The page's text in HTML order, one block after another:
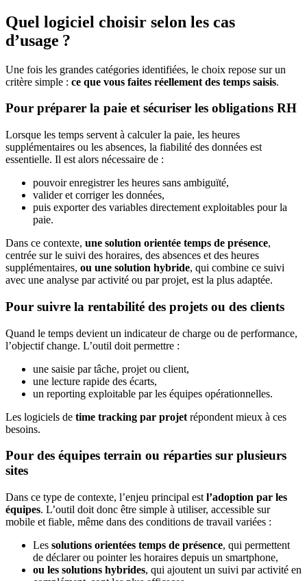
Quel logiciel choisir selon les cas
d’usage ?
Une fois les grandes catégories identifiées, le choix repose sur un
critère simple : ce que vous faites réellement des temps saisis.
Pour préparer la paie et sécuriser les obligations RH
Lorsque les temps servent à calculer la paie, les heures
supplémentaires ou les absences, la fiabilité des données est
essentielle. Il est alors nécessaire de :
pouvoir enregistrer les heures sans ambiguïté,
valider et corriger les données,
puis exporter des variables directement exploitables pour la
paie.
Dans ce contexte, une solution orientée temps de présence,
centrée sur le suivi des horaires, des absences et des heures
supplémentaires, ou une solution hybride, qui combine ce suivi
avec une analyse par activité ou par projet, est la plus adaptée.
Pour suivre la rentabilité des projets ou des clients
Quand le temps devient un indicateur de charge ou de performance,
l’objectif change. L’outil doit permettre :
une saisie par tâche, projet ou client,
une lecture rapide des écarts,
un reporting exploitable par les équipes opérationnelles.
Les logiciels de time tracking par projet répondent mieux à ces
besoins.
Pour des équipes terrain ou réparties sur plusieurs
sites
Dans ce type de contexte, l’enjeu principal est l’adoption par les
équipes. L’outil doit donc être simple à utiliser, accessible sur
mobile et fiable, même dans des conditions de travail variées :
Les solutions orientées temps de présence, qui permettent
de déclarer ou pointer les horaires depuis un smartphone,
ou les solutions hybrides, qui ajoutent un suivi par activité en